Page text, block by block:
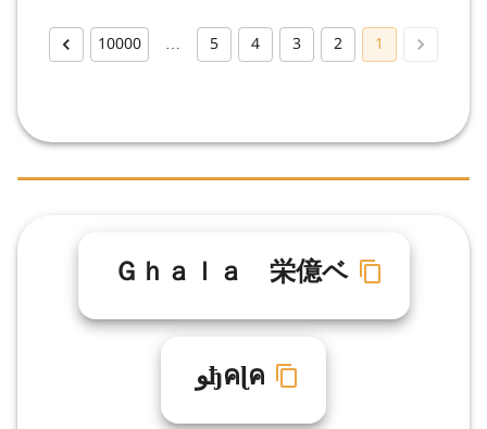
1
2
3
4
5
…
10000
Ｇｈａｌａ 栄億ベ
ﻮђคɭค